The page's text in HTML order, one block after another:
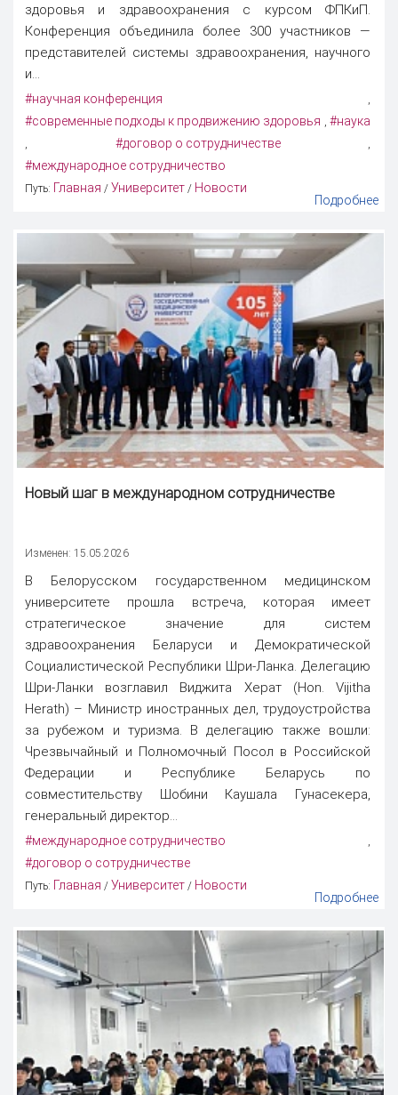
здоровья и здравоохранения с курсом ФПКиП.
Конференция объединила более 300 участников —
представителей системы здравоохранения, научного
и...
#научная конференция
#современные подходы к продвижению здоровья #наука
#договор о сотрудничестве,
#международное сотрудничество
Путь: Главная / Университет / Новости
Подробнее
Новый шаг в международном сотрудничестве
Изменен: 15.05.2026
В Белорусском государственном медицинском
университете прошла встреча, которая имеет
стратегическое значение для систем
здравоохранения Беларуси и Демократической
Социалистической Республики Шри-Ланка. Делегацию
Шри-Ланки возглавил Виджита Херат (Hon. Vijitha
Herath) – Министр иностранных дел, трудоустройства
за рубежом и туризма. В делегацию также вошли:
Чрезвычайный и Полномочный Посол в Российской
Федерации и Республике Беларусь по
совместительству Шобини Каушала Гунасекера,
генеральный директор...
#международное сотрудничество ,
#договор о сотрудничестве
Путь: Главная / Университет / Новости
Подробнее